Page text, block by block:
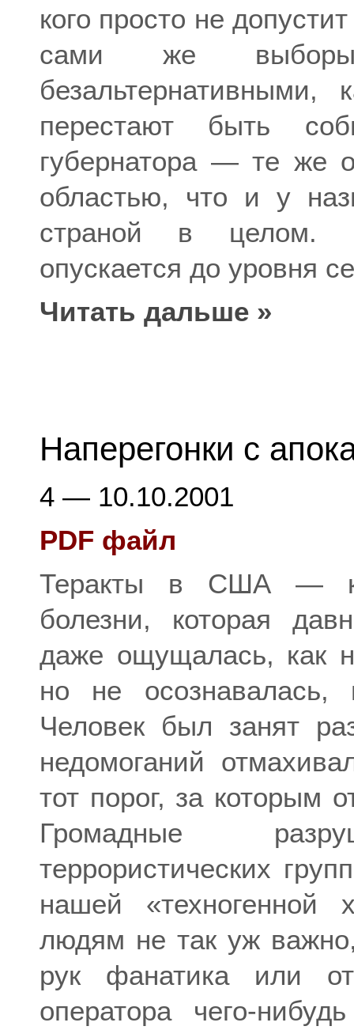
кого просто не
сами же
перестают быть
губернатора — те же
областью, что и у
страной в целом.
опускается до уровня
Читать дальше »
Наперегонки с
4 — 10.10.2001
PDF файл
Теракты в США —
болезни, которая
даже ощущалась, как
но не осознавалась,
Человек был занят
недомоганий
тот порог, за которым
Громадные
террористических
нашей «техногенной
людям не так уж
рук фанатика или от
оператора чего-